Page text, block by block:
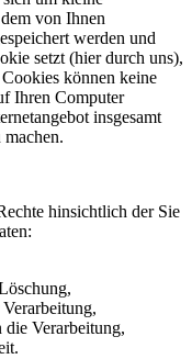
von Ihnen
werden und
setzt (hier durch uns),
können keine
Ihren Computer
insgesamt
hinsichtlich der Sie
die Verarbeitung,